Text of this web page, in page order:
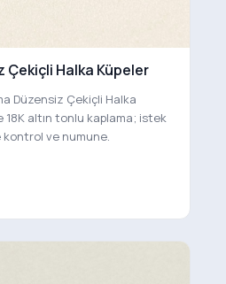
Çekiçli Halka Küpeler
Düzensiz Çekiçli Halka
altın tonlu kaplama; istek
ve numune.